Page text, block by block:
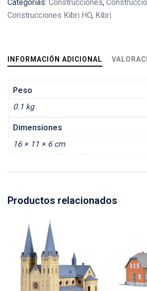
Categorías: Construcciones,
Construcciones Kibri HO, Kibri
INFORMACIÓN ADICIONAL
Peso
0.1 kg
Dimensiones
16 × 11 × 6 cm
Productos relacionados